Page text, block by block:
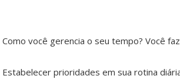
Como você gerencia o seu tempo? Você
Estabelecer prioridades em sua rotina